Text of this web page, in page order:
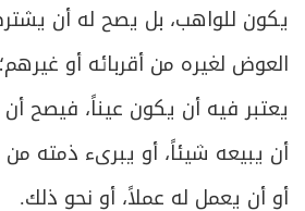
يكون للواهب، بل يصح له أن
العوض لغيره من أقربائه أو
يعتبر فيه أن يكون عيناً، فيصح
أن يبيعه شيئاً، أو يبرىء ذمته
أو أن يعمل له عملاً، أو نحو ذلك.
ص
381 الفصل الأول في الوقف
383 المبحث الأول ـ في أقسام
ص384 المطلب الأول ـ في أقسام
ص